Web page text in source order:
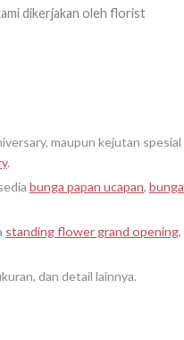
dikerjakan oleh florist
maupun kejutan spesial
.
bunga papan ucapan, bunga
standing flower grand opening,
dan detail lainnya.